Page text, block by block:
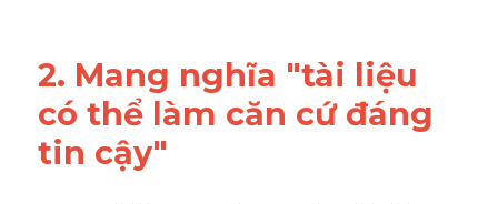
2. Mang nghĩa "tài liệu
có thể làm căn cứ đáng
tin cậy"